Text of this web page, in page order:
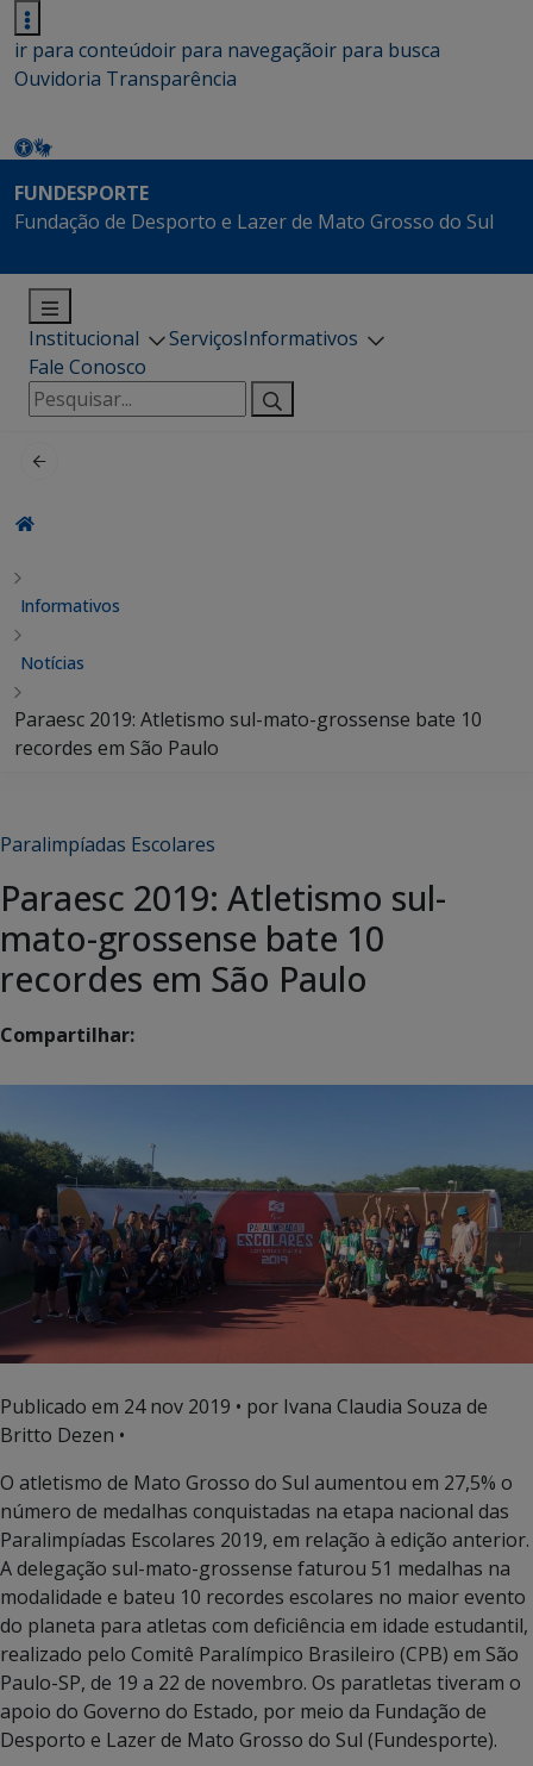
ir para conteúdoir para navegaçãoir para busca
Ouvidoria Transparência
FUNDESPORTE
Fundação de Desporto e Lazer de Mato Grosso do Sul
Institucional ServiçosInformativos
Fale Conosco
Pesquisar
por:
Informativos
Notícias
Paraesc 2019: Atletismo sul-mato-grossense bate 10
recordes em São Paulo
Paralimpíadas Escolares
Paraesc 2019: Atletismo sul-
mato-grossense bate 10
recordes em São Paulo
Compartilhar:
Publicado em 24 nov 2019 • por Ivana Claudia Souza de
Britto Dezen •
O atletismo de Mato Grosso do Sul aumentou em 27,5% o
número de medalhas conquistadas na etapa nacional das
Paralimpíadas Escolares 2019, em relação à edição anterior.
A delegação sul-mato-grossense faturou 51 medalhas na
modalidade e bateu 10 recordes escolares no maior evento
do planeta para atletas com deficiência em idade estudantil,
realizado pelo Comitê Paralímpico Brasileiro (CPB) em São
Paulo-SP, de 19 a 22 de novembro. Os paratletas tiveram o
apoio do Governo do Estado, por meio da Fundação de
Desporto e Lazer de Mato Grosso do Sul (Fundesporte).